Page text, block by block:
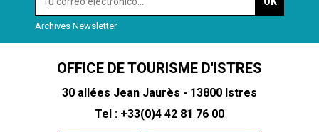
Archives Newsletter
OFFICE DE TOURISME D'ISTRES
30 allées Jean Jaurès - 13800 Istres
Tel : +33(0)4 42 81 76 00